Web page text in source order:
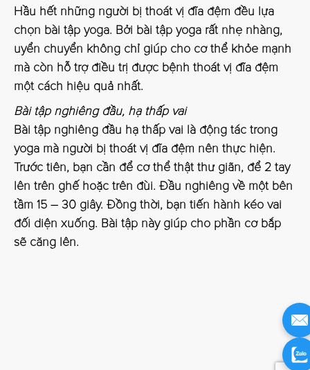
Hầu hết những người bị thoát vị đĩa đệm đều lựa
chọn bài tập yoga. Bởi bài tập yoga rất nhẹ nhàng,
uyển chuyển không chỉ giúp cho cơ thể khỏe mạnh
mà còn hỗ trợ điều trị được bệnh thoát vị đĩa đệm
một cách hiệu quả nhất.
Bài tập nghiêng đầu, hạ thấp vai
Bài tập nghiêng đầu hạ thấp vai là động tác trong
yoga mà người bị thoát vị đĩa đệm nên thực hiện.
Trước tiên, bạn cần để cơ thể thật thư giãn, để 2 tay
lên trên ghế hoặc trên đùi. Đầu nghiêng về một bên
tầm 15 – 30 giây. Đồng thời, bạn tiến hành kéo vai
đối diện xuống. Bài tập này giúp cho phần cơ bắp
sẽ căng lên.